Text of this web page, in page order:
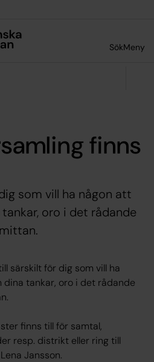
SökMeny
finns
som vill ha någon att
oro i det rådande
särskilt för dig som vill ha
tankar, oro i det rådande
finns till för samtal,
resp. distrikt eller ring till
Jansson.